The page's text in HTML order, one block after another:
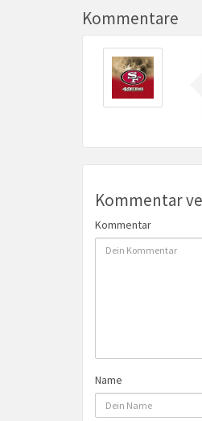
Kommentare
Kommentar
Kommentar
Name